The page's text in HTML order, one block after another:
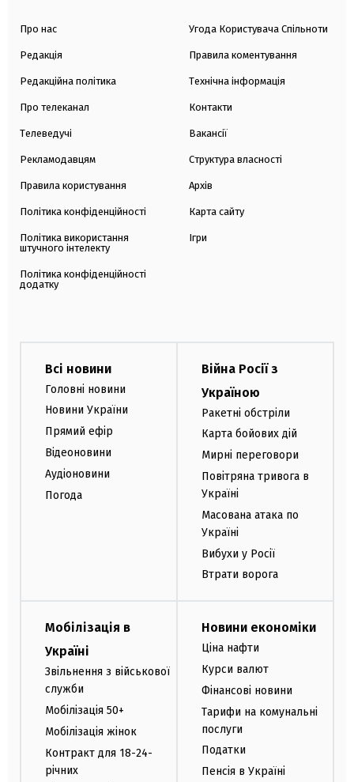
Про нас
Редакція
Редакційна політика
Про телеканал
Телеведучі
Рекламодавцям
Правила користування
Політика конфіденційності
Політика використання
штучного інтелекту
Політика конфіденційності
додатку
Угода Користувача Спільноти
Правила коментування
Технічна інформація
Контакти
Вакансії
Структура власності
Архів
Карта сайту
Ігри
Всі новини
Головні новини
Новини України
Прямий ефір
Відеоновини
Аудіоновини
Погода
Війна Росії з
Україною
Ракетні обстріли
Карта бойових дій
Мирні переговори
Повітряна тривога в
Україні
Масована атака по
Україні
Вибухи у Росії
Втрати ворога
Мобілізація в
Україні
Звільнення з військової
служби
Мобілізація 50+
Мобілізація жінок
Контракт для 18-24-
річних
Новини економіки
Ціна нафти
Курси валют
Фінансові новини
Тарифи на комунальні
послуги
Податки
Пенсія в Україні